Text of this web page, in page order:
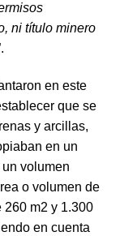
ni título minero
en este
que se
y arcillas,
en un
volumen
o volumen de
260 m2 y 1.300
en cuenta